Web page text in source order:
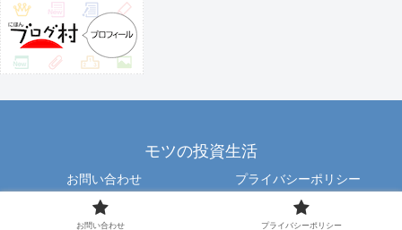
モツの投資生活
お問い合わせ プライバシーポリシー
Copyright © 2012 motu All Rights Reserved.
お問い合わせ プライバシーポリシー